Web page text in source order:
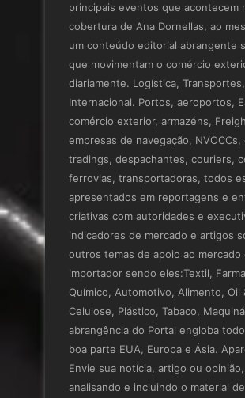
principais eventos que acontecem
cobertura de Ana Dornellas, ao
um conteúdo editorial abrangente
que movimentam o comércio
diariamente. Logística,
Internacional. Portos, aeroportos,
comércio exterior, armazéns,
empresas de navegação,
tradings, despachantes, couriers,
ferrovias, transportadoras, todos
apresentados em reportagens e
criativas com autoridades e
indicadores de mercado e artigos
outros temas de apoio ao mercado
importador sendo eles:Textil,
Químico, Automotivo, Alimento, Oil
Celulose, Plástico, Tabaco,
abrangência do Portal engloba todo
boa parte EUA, Europa e Ásia.
Envie sua notícia, artigo ou
analisando e incluindo o material